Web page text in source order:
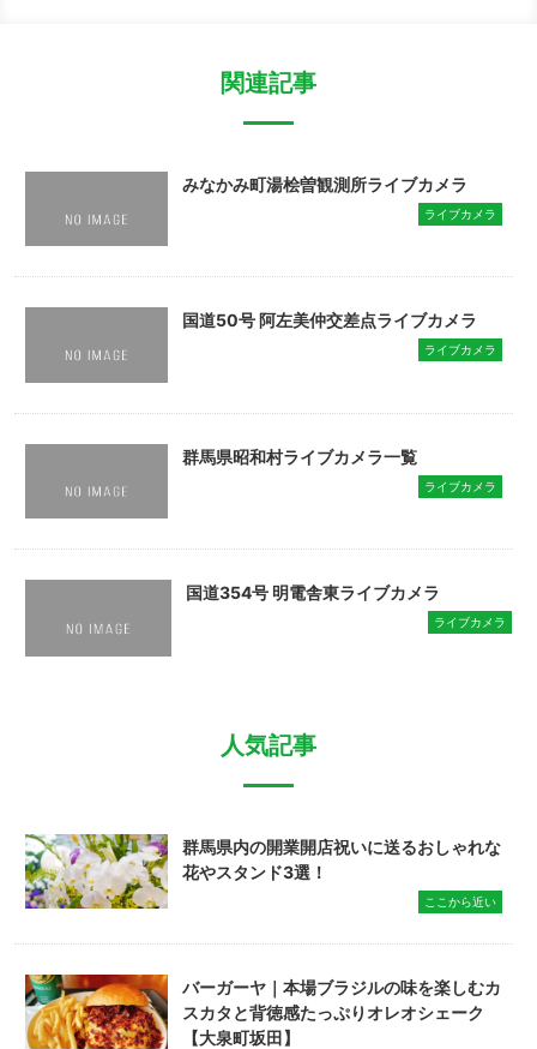
関連記事
みなかみ町湯桧曽観測所ライブカメラ
ライブカメラ
国道50号 阿左美仲交差点ライブカメラ
ライブカメラ
群馬県昭和村ライブカメラ一覧
ライブカメラ
国道354号 明電舎東ライブカメラ
ライブカメラ
人気記事
群馬県内の開業開店祝いに送るおしゃれな
花やスタンド3選！
ここから近い
バーガーヤ｜本場ブラジルの味を楽しむカ
スカタと背徳感たっぷりオレオシェーク
【大泉町坂田】